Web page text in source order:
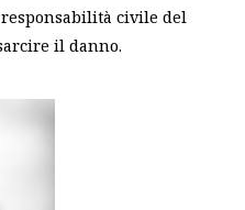
civile del
il danno.